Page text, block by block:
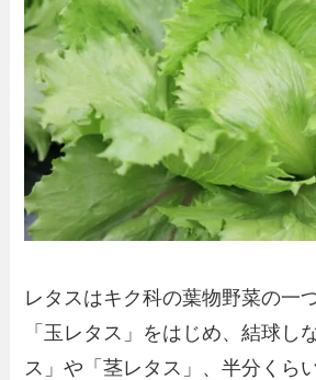
レタスはキク科の葉物野菜の一
「玉レタス」をはじめ、結球し
ス」や「茎レタス」、半分くら